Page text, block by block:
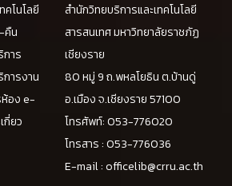
คโนโลยี
คืน
าร
ารงาน
อง e-
กี่ยว
สำนักวิทยบริการและเทคโนโลยี
สารสนเทศ มหาวิทยาลัยราชภัฏ
เชียงราย
80 หมู่ 9 ถ.พหลโยธิน ต.บ้านดู่
อ.เมือง จ.เชียงราย 57100
โทรศัพท์: 053-776020
โทรสาร : 053-776036
E-mail :officelib@crru.ac.th